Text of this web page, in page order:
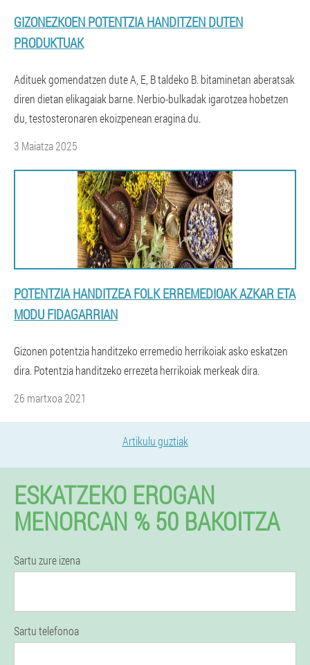
GIZONEZKOEN POTENTZIA HANDITZEN DUTEN
PRODUKTUAK
Adituek gomendatzen dute A, E, B taldeko B. bitaminetan aberatsak
diren dietan elikagaiak barne. Nerbio-bulkadak igarotzea hobetzen
du, testosteronaren ekoizpenean eragina du.
3 Maiatza 2025
POTENTZIA HANDITZEA FOLK ERREMEDIOAK AZKAR ETA
MODU FIDAGARRIAN
Gizonen potentzia handitzeko erremedio herrikoiak asko eskatzen
dira. Potentzia handitzeko errezeta herrikoiak merkeak dira.
26 martxoa 2021
Artikulu guztiak
ESKATZEKO EROGAN
MENORCAN % 50 BAKOITZA
Sartu zure izena
Sartu telefonoa